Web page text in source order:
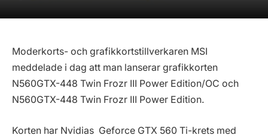
Moderkorts- och grafikkortstillverkaren MSI
meddelade i dag att man lanserar grafikkorten
N560GTX-448 Twin Frozr III Power Edition/OC och
N560GTX-448 Twin Frozr III Power Edition.
Korten har Nvidias Geforce GTX 560 Ti-krets med